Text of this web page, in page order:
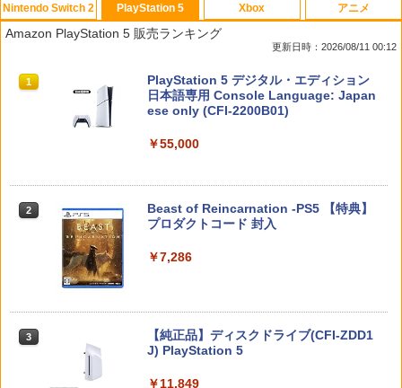
1
Switch2 保護フィルム スイッチ2 保護フ
ィルム switch2 フィルム Switch2 ガラ
スフィルム スイッチ2 フィルム ガイド
アクセサリー Nintendo Switch2 ケース
可 透明 ブルーライト カット 99％ FIRM
E
￥1,000
2
ハードケース for Nintendo Switch 2 ブ
ラック
￥2,754
3
ゼノブレイド ディフィニティブ・エディ
ション Nintendo Switch 2 Edition
1
【中古】PS2 龍が如く2 PS2 the Be
st
【中古】PS2 龍が如く PlayStation2
￥1,580
1
劇場版「鬼滅の刃」無限城編 第一章 猗
窩座再来(通常版)【Blu-ray】 [ 吾峠呼世
￥3,960
【送料無料】[Joshinオリジナル特典付]
￥6,050
￥7,722
Nintendo Switch 2
1
スプラトゥーン レイダース|オンライン
コード版
2 Nintendo Switch 2(日本語・国内専用)
3 スプラトゥーン レイダース -Switch2
￥6,445
PlayStation 5
Amazon PlayStation 5 販売ランキング
更新日時：2026/08/11 00:12
1
PlayStation 5 デジタル・エディション
日本語専用 Console Language: Japan
ese only (CFI-2200B01)
￥55,000
2
Beast of Reincarnation -PS5 【特典】
プロダクトコード 封入
￥7,286
3
【純正品】ディスクドライブ(CFI-ZDD1
J) PlayStation 5
￥11,849
Xbox アニメ